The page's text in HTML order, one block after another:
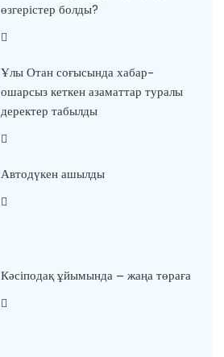
өзгерістер болды?
Ұлы Отан соғысында хабар-
ошарсыз кеткен азаматтар туралы
деректер табылды
Автодүкен ашылды
Кәсіподақ ұйымында – жаңа төраға